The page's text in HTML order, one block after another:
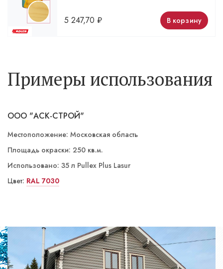
5 247,70 ₽ В корзину
Примеры использования
LW 01/3 Лиственница
ООО "АСК-СТРОЙ"
Местоположение: Московская область
Площадь окраски: 250 кв.м.
Использовано: 35 л Pullex Plus Lasur
Цвет: RAL 7030
LW 02/4 Палисандр
LW 02/3 Орех
ST 06/5 Номаде
ST 03/4 Йога темная
LW 01/3 Лиственница